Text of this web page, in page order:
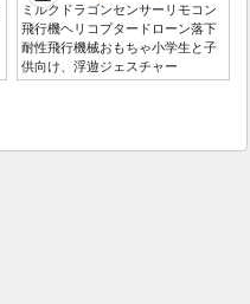
ミルクドラゴンセンサーリモコン
飛行機ヘリコプタードローン落下
耐性飛行機械おもちゃ小学生と子
供向け、浮遊ジェスチャー